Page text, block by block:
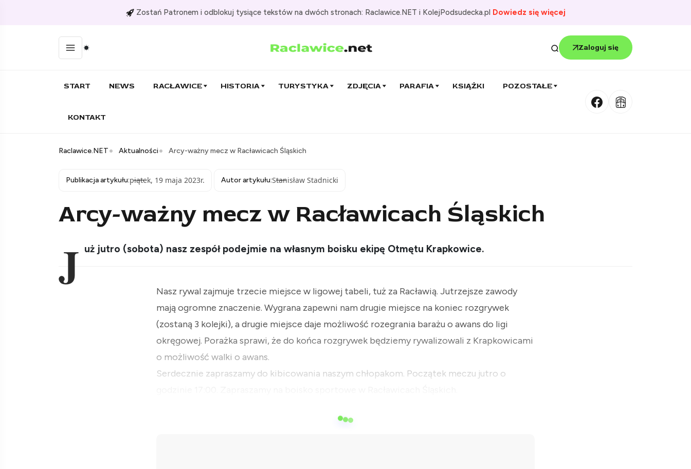
Zostań Patronem i odblokuj tysiące tekstów na dwóch stronach: Raclawice.NET i KolejPodsudecka.pl Dowiedz się więcej
Zaloguj się
START NEWS RACŁAWICE HISTORIA TURYSTYKA ZDJĘCIA PARAFIA KSIĄŻKI POZOSTAŁE
KONTAKT
Raclawice.NET Aktualności Arcy-ważny mecz w Racławicach Śląskich
Publikacja artykułu:piątek, 19 maja 2023r. Autor artykułu:Stanisław Stadnicki
Arcy-ważny mecz w Racławicach Śląskich
J uż jutro (sobota) nasz zespół podejmie na własnym boisku ekipę Otmętu Krapkowice.
Nasz rywal zajmuje trzecie miejsce w ligowej tabeli, tuż za Racławią. Jutrzejsze zawody
mają ogromne znaczenie. Wygrana zapewni nam drugie miejsce na koniec rozgrywek
(zostaną 3 kolejki), a drugie miejsce daje możliwość rozegrania barażu o awans do ligi
okręgowej. Porażka sprawi, że do końca rozgrywek będziemy rywalizowali z Krapkowicami
o możliwość walki o awans.
Serdecznie zapraszamy do kibicowania naszym chłopakom. Początek meczu jutro o